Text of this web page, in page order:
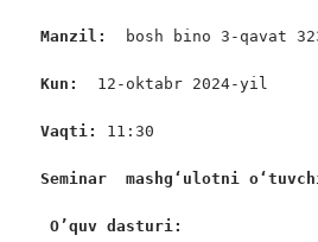
Manzil: bosh bino 3-qavat
Kun: 12-oktabr 2024-yil
Vaqti: 11:30
Seminar  mashgʻulotni
O’quv dasturi: